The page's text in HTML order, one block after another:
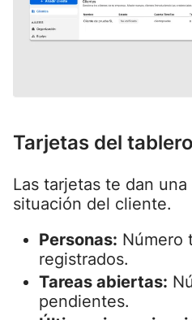
Tarjetas del tablero
Las tarjetas te dan
situación del cliente.
Personas: Número
registrados.
Tareas abiertas:
pendientes.